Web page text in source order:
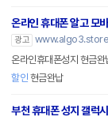
온라인 휴대폰 알고 모
광고 www.algo3.store
할인 현금완납
부천 휴대폰 성지 갤럭시